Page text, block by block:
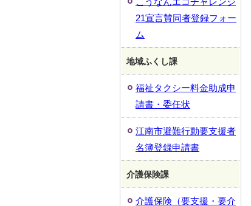
21宣言賛同者登録フォー
ム
地域ふくし課
福祉タクシー料金助成申
請書・委任状
江南市避難行動要支援者
名簿登録申請書
介護保険課
介護保険（要支援・要介